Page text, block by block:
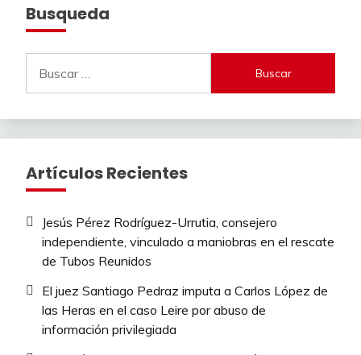
Busqueda
Artículos Recientes
Jesús Pérez Rodríguez-Urrutia, consejero
independiente, vinculado a maniobras en el rescate
de Tubos Reunidos
El juez Santiago Pedraz imputa a Carlos López de
las Heras en el caso Leire por abuso de
información privilegiada